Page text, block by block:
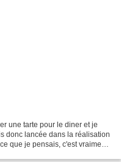
une tarte pour le diner et je
donc lancée dans la réalisation
que je pensais, c'est vraiment